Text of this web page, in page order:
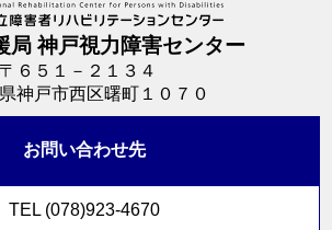
局 神戸視力障害センター
〒６５１－２１３４
神戸市西区曙町１０７０
お問い合わせ先
TEL (078)923-4670